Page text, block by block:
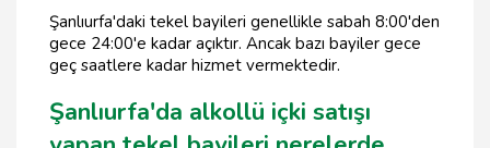
Şanlıurfa'daki tekel bayileri genellikle sabah 8:00'den
gece 24:00'e kadar açıktır. Ancak bazı bayiler gece
geç saatlere kadar hizmet vermektedir.
Şanlıurfa'da alkollü içki satışı